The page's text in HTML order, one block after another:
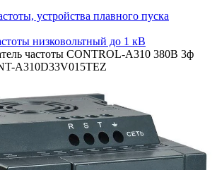
устройства плавного пуска
низковольтный до 1 кВ
частоты CONTROL-A310 380В 3ф
A310D33V015TEZ